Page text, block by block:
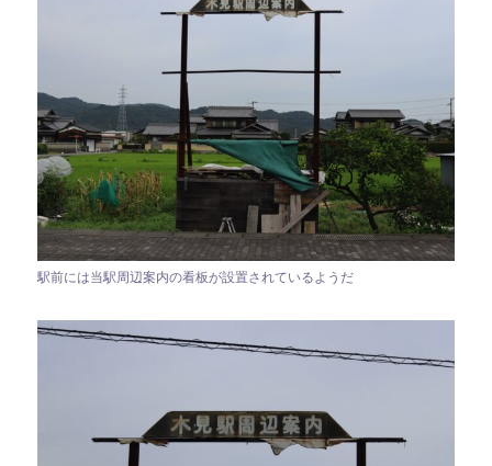
駅前には当駅周辺案内の看板が設置されているようだ